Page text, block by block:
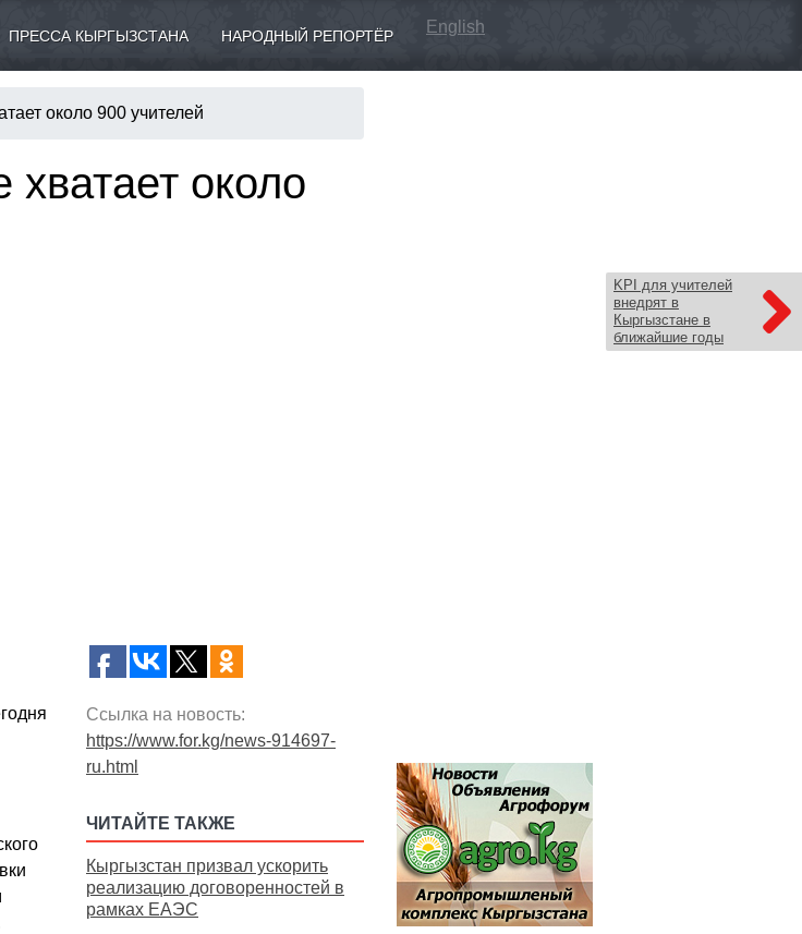
ПРЕССА КЫРГЫЗСТАНА НАРОДНЫЙ РЕПОРТЁР English
около 900 учителей
KPI для учителей
внедрят в
Кыргызстане в
ближайшие годы
около
Ссылка на новость:
https://www.for.kg/news-914697-
ru.html
ЧИТАЙТЕ ТАКЖЕ
Кыргызстан призвал ускорить
реализацию договоренностей в
рамках ЕАЭС